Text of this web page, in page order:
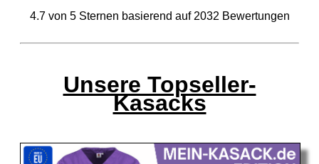
4.7von 5Sternen basierend auf 2032 Bewertungen
Unsere Topseller-
Kasacks